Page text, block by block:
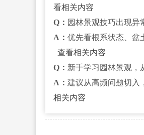
看相关内容
Q： 园林景观技巧出现异
A： 优先看根系状态、盆
查看相关内容
Q： 新手学习园林景观，
A： 建议从高频问题切入
相关内容